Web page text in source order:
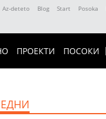
Az-deteto Blog Start Posoka
ПРОЕКТИ ПОСОКИ